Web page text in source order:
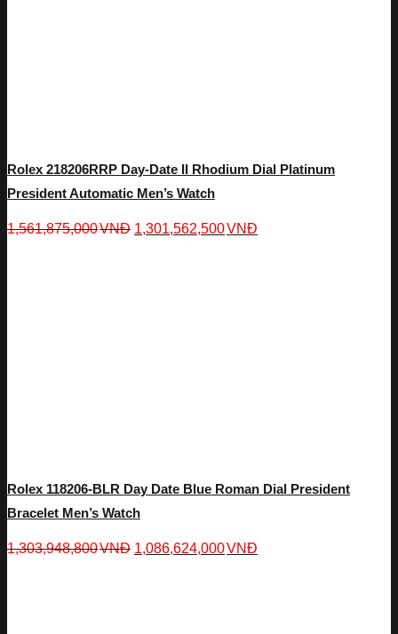
Rolex 218206RRP Day-Date II Rhodium Dial Platinum
President Automatic Men’s Watch
1,561,875,000VNĐ 1,301,562,500VNĐ
Rolex 118206-BLR Day Date Blue Roman Dial President
Bracelet Men’s Watch
1,303,948,800VNĐ 1,086,624,000VNĐ